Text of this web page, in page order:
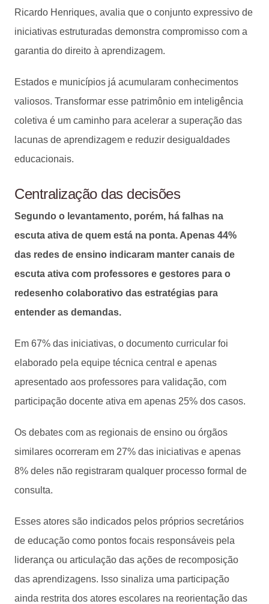
Ricardo Henriques, avalia que o conjunto expressivo de
iniciativas estruturadas demonstra compromisso com a
garantia do direito à aprendizagem.
Estados e municípios já acumularam conhecimentos
valiosos. Transformar esse patrimônio em inteligência
coletiva é um caminho para acelerar a superação das
lacunas de aprendizagem e reduzir desigualdades
educacionais.
Centralização das decisões
Segundo o levantamento, porém, há falhas na
escuta ativa de quem está na ponta. Apenas 44%
das redes de ensino indicaram manter canais de
escuta ativa com professores e gestores para o
redesenho colaborativo das estratégias para
entender as demandas.
Em 67% das iniciativas, o documento curricular foi
elaborado pela equipe técnica central e apenas
apresentado aos professores para validação, com
participação docente ativa em apenas 25% dos casos.
Os debates com as regionais de ensino ou órgãos
similares ocorreram em 27% das iniciativas e apenas
8% deles não registraram qualquer processo formal de
consulta.
Esses atores são indicados pelos próprios secretários
de educação como pontos focais responsáveis pela
liderança ou articulação das ações de recomposição
das aprendizagens. Isso sinaliza uma participação
ainda restrita dos atores escolares na reorientação das